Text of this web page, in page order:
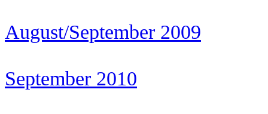
August/September 2009
September 2010